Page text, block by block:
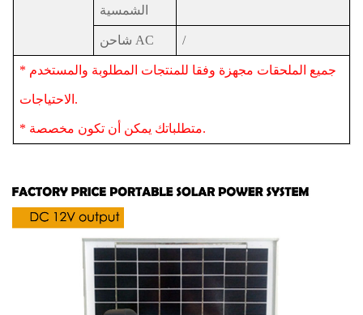
الشمسية
شاحن AC /
* جميع الملحقات مجهزة وفقا للمنتجات المطلوبة والمستخدم
الاحتياجات.
* متطلباتك يمكن أن تكون مخصصة.